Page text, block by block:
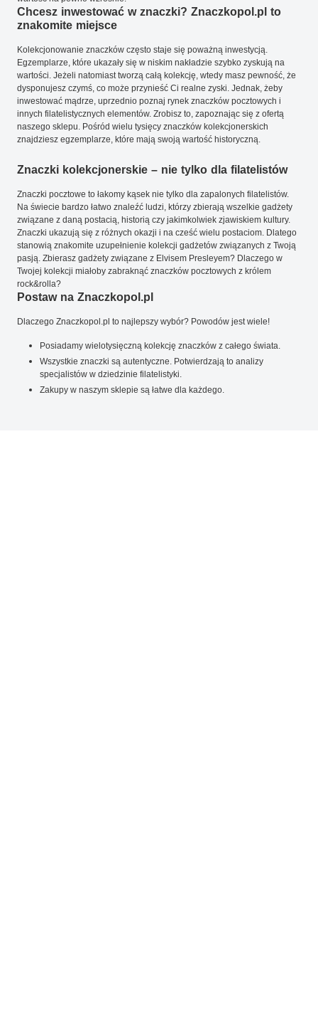
Chcesz inwestować w znaczki? Znaczkopol.pl to
znakomite miejsce
Kolekcjonowanie znaczków często staje się poważną inwestycją.
Egzemplarze, które ukazały się w niskim nakładzie szybko zyskują na
wartości. Jeżeli natomiast tworzą całą kolekcję, wtedy masz pewność, że
dysponujesz czymś, co może przynieść Ci realne zyski. Jednak, żeby
inwestować mądrze, uprzednio poznaj rynek znaczków pocztowych i
innych filatelistycznych elementów. Zrobisz to, zapoznając się z ofertą
naszego sklepu. Pośród wielu tysięcy znaczków kolekcjonerskich
znajdziesz egzemplarze, które mają swoją wartość historyczną.
Znaczki kolekcjonerskie – nie tylko dla filatelistów
Znaczki pocztowe to łakomy kąsek nie tylko dla zapalonych filatelistów.
Na świecie bardzo łatwo znaleźć ludzi, którzy zbierają wszelkie gadżety
związane z daną postacią, historią czy jakimkolwiek zjawiskiem kultury.
Znaczki ukazują się z różnych okazji i na cześć wielu postaciom. Dlatego
stanowią znakomite uzupełnienie kolekcji gadżetów związanych z Twoją
pasją. Zbierasz gadżety związane z Elvisem Presleyem? Dlaczego w
Twojej kolekcji miałoby zabraknąć znaczków pocztowych z królem
rock&rolla?
Postaw na Znaczkopol.pl
Dlaczego Znaczkopol.pl to najlepszy wybór? Powodów jest wiele!
Posiadamy wielotysięczną kolekcję znaczków z całego świata.
Wszystkie znaczki są autentyczne. Potwierdzają to analizy
specjalistów w dziedzinie filatelistyki.
Zakupy w naszym sklepie są łatwe dla każdego.